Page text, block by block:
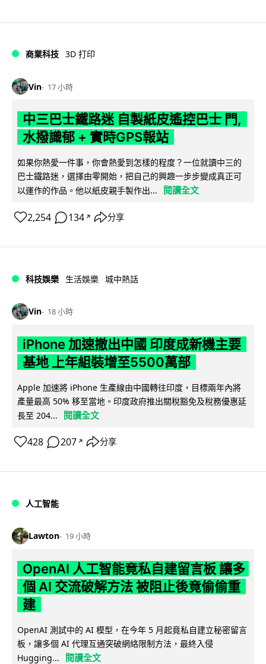
商業科技 3D 打印
Vin 17 小時
中三巴士鐵路迷 自製紙皮遙控巴士 門,
水撥識郁 + 實時GPS報站
如果你熱愛一件事，你會熱愛到怎樣的程度？一位就讀中三的
巴士鐵路迷，選擇由零開始，把自己的興趣一步步變成真正可
以運作的作品。他以紙皮親手製作出...
閱讀全文
2,254 134 ↗ 分享
科技娛樂 生活娛樂 城中熱話
Vin 18 小時
iPhone 加速撤出中國 印度成新機主要
基地 上年組裝增至5500萬部
Apple 加速將 iPhone 生產線由中國轉往印度，目標兩年內將
產量最高 50% 移至當地。印度政府推出關稅豁免及稅務優惠延
長至 204...
閱讀全文
428 207 ↗ 分享
人工智能
Lawton 19 小時
OpenAI 人工智能竟私自建留言板 讓多
個 AI 交流破解方法 被阻止後竟偷偷重
建
OpenAI 測試中的 AI 模型，在今年 5 月起竟私自建立秘密留言
板，讓多個 AI 代理互通突破網絡限制方法，最終入侵
Hugging...
閱讀全文